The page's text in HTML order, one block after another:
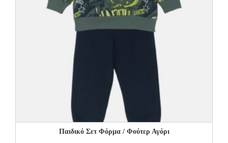
Παιδικό Σετ Φόρμα / Φούτερ Αγόρι